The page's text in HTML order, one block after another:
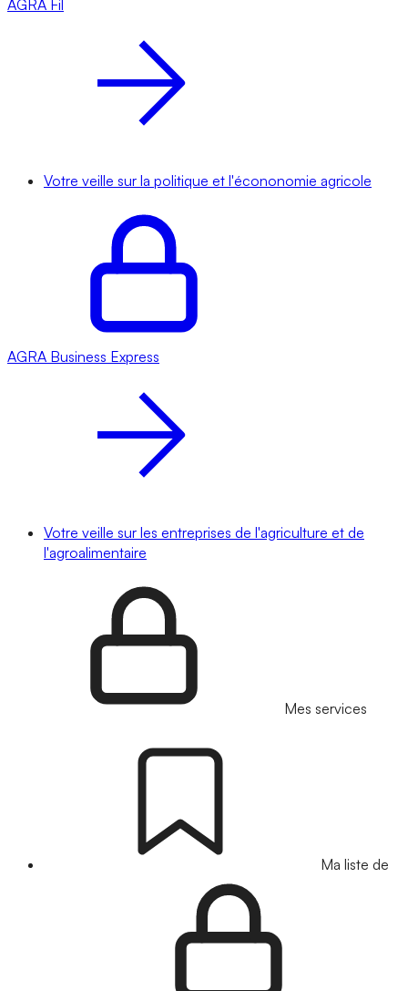
AGRA Fil
Votre veille sur la politique et l'écononomie agricole
AGRA Business Express
Votre veille sur les entreprises de l'agriculture et de
l'agroalimentaire
Mes services
Ma liste de